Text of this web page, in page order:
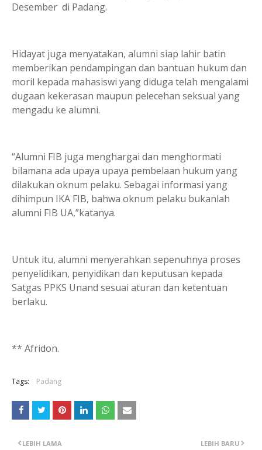
Desember di Padang.
Hidayat juga menyatakan, alumni siap lahir batin
memberikan pendampingan dan bantuan hukum dan
moril kepada mahasiswi yang diduga telah mengalami
dugaan kekerasan maupun pelecehan seksual yang
mengadu ke alumni.
“Alumni FIB juga menghargai dan menghormati
bilamana ada upaya upaya pembelaan hukum yang
dilakukan oknum pelaku. Sebagai informasi yang
dihimpun IKA FIB, bahwa oknum pelaku bukanlah
alumni FIB UA,”katanya.
Untuk itu, alumni menyerahkan sepenuhnya proses
penyelidikan, penyidikan dan keputusan kepada
Satgas PPKS Unand sesuai aturan dan ketentuan
berlaku.
** Afridon.
Tags: Padang
LEBIH BARU
LEBIH LAMA